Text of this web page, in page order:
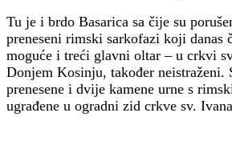
Tu je i brdo Basarica sa čije su
preneseni rimski sarkofazi koji danas
moguće i treći glavni oltar – u crkvi
Donjem Kosinju, također neistraženi.
prenesene i dvije kamene urne s
ugrađene u ogradni zid crkve sv.